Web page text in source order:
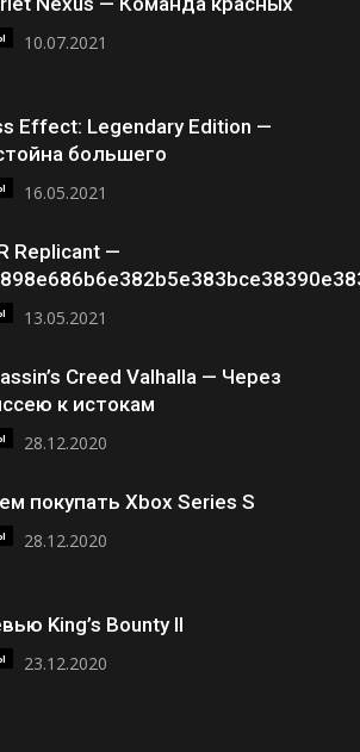
10.07.2021
Effect: Legendary Edition —
большего
16.05.2021
Replicant —
13.05.2021
Creed Valhalla — Через
к истокам
28.12.2020
покупать Xbox Series S
28.12.2020
King’s Bounty II
23.12.2020